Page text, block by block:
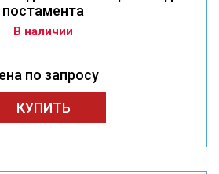
постамента
В наличии
по запросу
КУПИТЬ